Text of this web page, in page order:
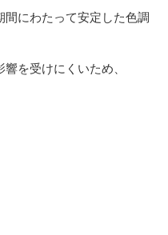
にわたって安定した色調
を受けにくいため、